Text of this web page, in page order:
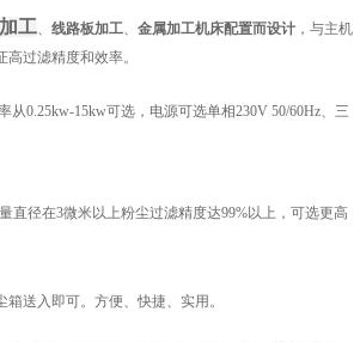
工、 线路板加工、 金属加工机床配置而设计 ，与主机
过滤精度和效率。
0.25kw-15kw可选，电源可选单相230V 50/60Hz、三
直径在3微米以上粉尘过滤精度达99%以上，可选更高
送入即可。方便、快捷、实用。